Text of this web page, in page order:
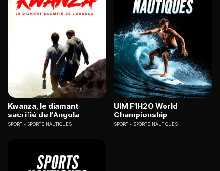
Kwanza, le diamant
sacrifié de l'Angola
SPORT SPORTS NAUTIQUES
UIM F1H2O World
Championship
SPORT SPORTS NAUTIQUES